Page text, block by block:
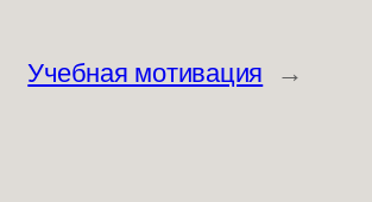
Учебная мотивация →